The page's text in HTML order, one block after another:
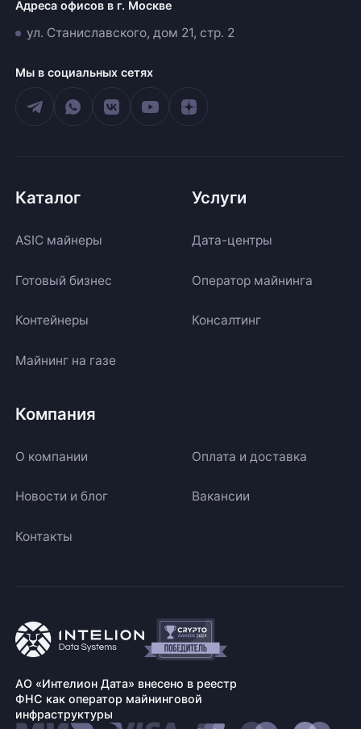
Адреса офисов в г. Москве
ул. Станиславского, дом 21, стр. 2
Мы в социальных сетях
Каталог
ASIC майнеры
Готовый бизнес
Контейнеры
Майнинг на газе
Услуги
Дата-центры
Оператор майнинга
Консалтинг
Компания
О компании Оплата и доставка
Новости и блог Вакансии
Контакты
АО «Интелион Дата» внесено в реестр
ФНС как оператор майнинговой
инфраструктуры